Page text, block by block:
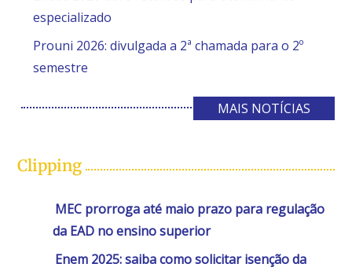
especializado
Prouni 2026: divulgada a 2ª chamada para o 2º
semestre
MAIS NOTÍCIAS
Clipping
MEC prorroga até maio prazo para regulação
da EAD no ensino superior
Enem 2025: saiba como solicitar isenção da